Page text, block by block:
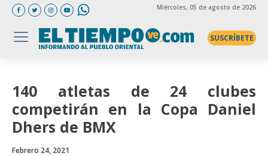
Miércoles, 05 de agosto de 2026
SUSCRÍBETE
140 atletas de 24 clubes
competirán en la Copa Daniel
Dhers de BMX
Febrero 24, 2021